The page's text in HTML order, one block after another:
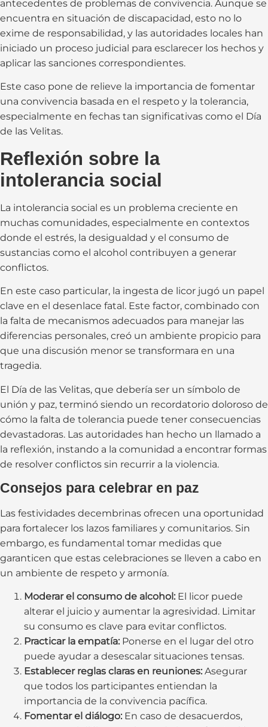
antecedentes de problemas de convivencia. Aunque se
encuentra en situación de discapacidad, esto no lo
exime de responsabilidad, y las autoridades locales han
iniciado un proceso judicial para esclarecer los hechos y
aplicar las sanciones correspondientes.
Este caso pone de relieve la importancia de fomentar
una convivencia basada en el respeto y la tolerancia,
especialmente en fechas tan significativas como el Día
de las Velitas.
Reflexión sobre la
intolerancia social
La intolerancia social es un problema creciente en
muchas comunidades, especialmente en contextos
donde el estrés, la desigualdad y el consumo de
sustancias como el alcohol contribuyen a generar
conflictos.
En este caso particular, la ingesta de licor jugó un papel
clave en el desenlace fatal. Este factor, combinado con
la falta de mecanismos adecuados para manejar las
diferencias personales, creó un ambiente propicio para
que una discusión menor se transformara en una
tragedia.
El Día de las Velitas, que debería ser un símbolo de
unión y paz, terminó siendo un recordatorio doloroso de
cómo la falta de tolerancia puede tener consecuencias
devastadoras. Las autoridades han hecho un llamado a
la reflexión, instando a la comunidad a encontrar formas
de resolver conflictos sin recurrir a la violencia.
Consejos para celebrar en paz
Las festividades decembrinas ofrecen una oportunidad
para fortalecer los lazos familiares y comunitarios. Sin
embargo, es fundamental tomar medidas que
garanticen que estas celebraciones se lleven a cabo en
un ambiente de respeto y armonía.
Moderar el consumo de alcohol: El licor puede
alterar el juicio y aumentar la agresividad. Limitar
su consumo es clave para evitar conflictos.
Practicar la empatía: Ponerse en el lugar del otro
puede ayudar a desescalar situaciones tensas.
Establecer reglas claras en reuniones: Asegurar
que todos los participantes entiendan la
importancia de la convivencia pacífica.
Fomentar el diálogo: En caso de desacuerdos,